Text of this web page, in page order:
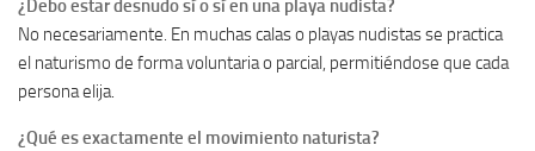
¿Debo estar desnudo sí o sí en una playa nudista?
No necesariamente. En muchas calas o playas nudistas se practica
el naturismo de forma voluntaria o parcial, permitiéndose que cada
persona elija.
¿Qué es exactamente el movimiento naturista?